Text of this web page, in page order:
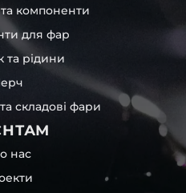
компоненти
для фар
та рідини
складові фари
нас